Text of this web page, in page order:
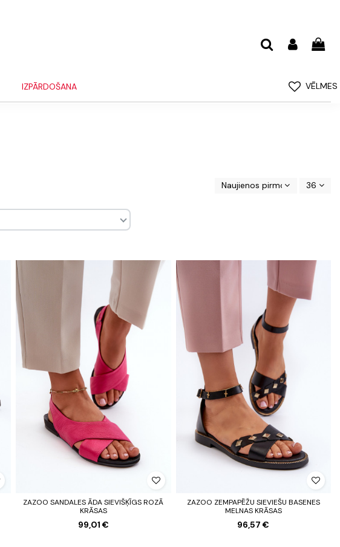
IZPĀRDOŠANA VĒLMES
Naujienos pirmos 36
ZAZOO SANDALES ĀDA SIEVIŠĶĪGS ROZĀ
KRĀSAS
99,01 €
ZAZOO ZEMPAPĒŽU SIEVIEŠU BASENES
MELNAS KRĀSAS
96,57 €